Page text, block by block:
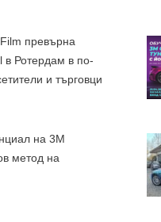
превърна
в Ротердам в по-
и търговци
на 3M
метод на